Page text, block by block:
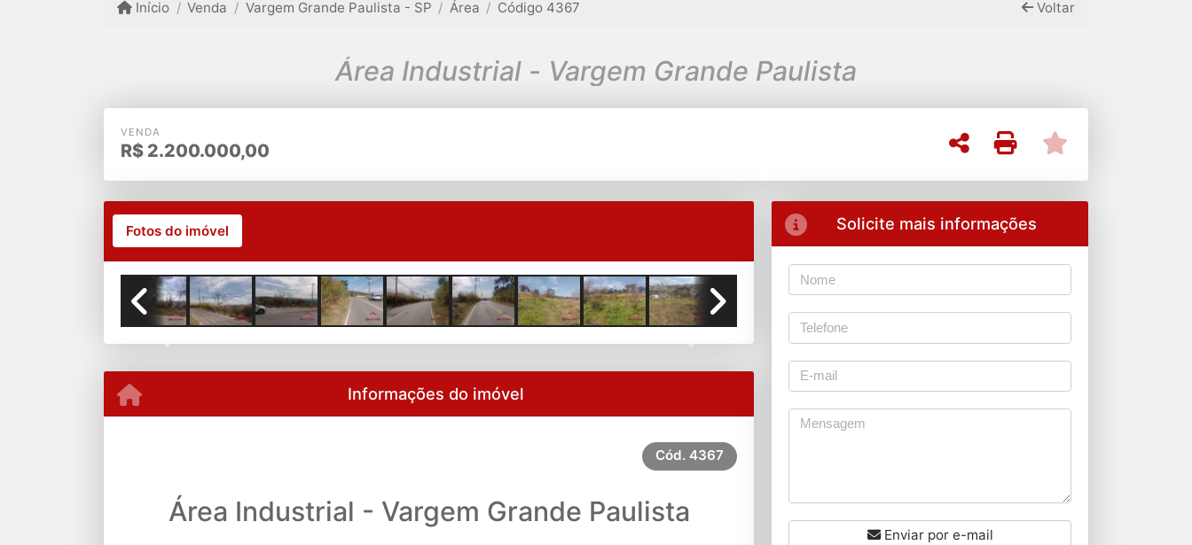
Início Venda Vargem Grande Paulista - SP Área Código 4367 Voltar
Área Industrial - Vargem Grande Paulista
VENDA
R$ 2.200.000,00
Fotos do imóvel
Previous Next
Informações do imóvel
Cód. 4367
Área Industrial - Vargem Grande Paulista
Solicite mais informações
Enviar por e-mail